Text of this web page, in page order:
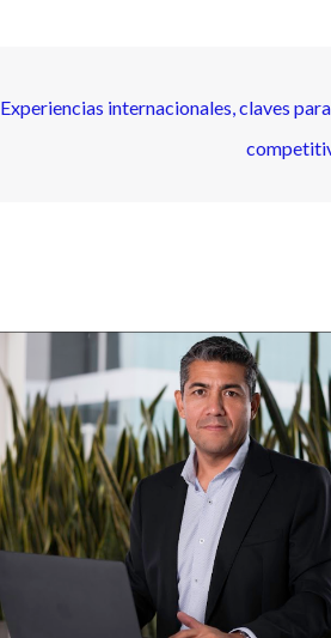
Experiencias internacionales, claves